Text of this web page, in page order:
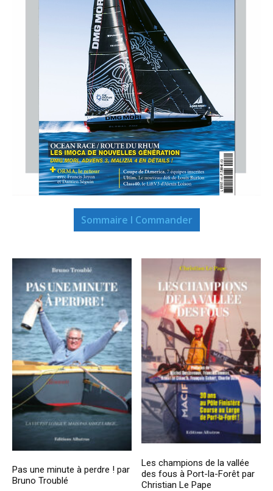
Sommaire I Commander
Pas une minute à perdre ! par
Bruno Troublé
Les champions de la vallée
des fous à Port-la-Forêt par
Christian Le Pape